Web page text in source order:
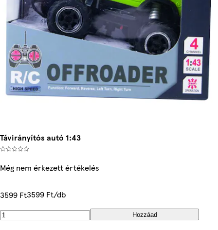
Távirányítós autó 1:43
Még nem érkezett értékelés
3599 Ft3599 Ft/db
Hozzáad